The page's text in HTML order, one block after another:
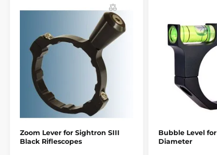
hmotnost, dokonalý a dobře promyšlený design.
Většina světových výrobců zbraní (Anschutz, Beeman,
Benjamin, BSA, CZ, Crosman, Daystate, Diana, Gamo,
Marlin, Remington, Savage, Suhl a Webley) přímo
doporučuje na svoje zbraně montáže BKL.
Zoom Lever for Sightron SIII
Black Riflescopes
Bubble Level
Diameter